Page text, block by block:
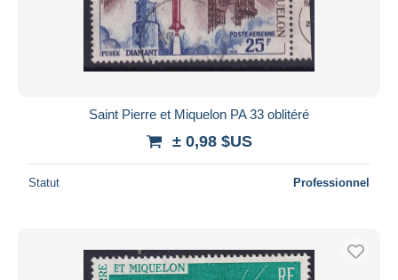
Saint Pierre et Miquelon PA 33 oblitéré
± 0,98 $US
Statut Professionnel